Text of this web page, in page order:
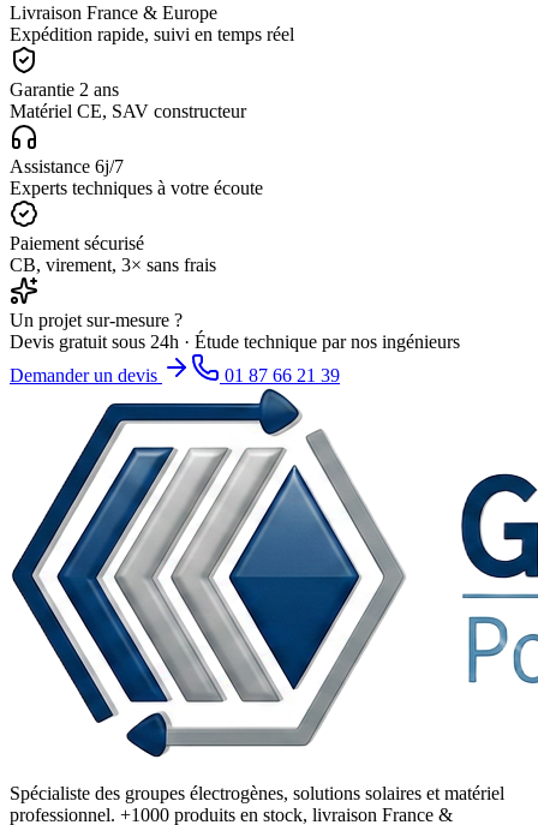
Livraison France & Europe
Expédition rapide, suivi en temps réel
Garantie 2 ans
Matériel CE, SAV constructeur
Assistance 6j/7
Experts techniques à votre écoute
Paiement sécurisé
CB, virement, 3× sans frais
Un projet sur-mesure ?
Devis gratuit sous 24h · Étude technique par nos ingénieurs
Demander un devis
01 87 66 21 39
Spécialiste des groupes électrogènes, solutions solaires et matériel
professionnel. +1000 produits en stock, livraison France &